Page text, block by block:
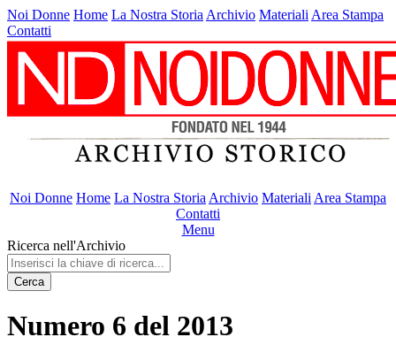
Noi Donne Home La Nostra Storia Archivio Materiali Area Stampa
Contatti
Noi Donne Home La Nostra Storia Archivio Materiali Area Stampa
Contatti
Menu
Ricerca nell'Archivio
Cerca
Numero 6 del 2013